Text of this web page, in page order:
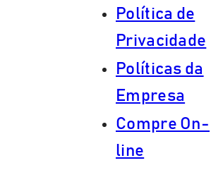
Política de
Privacidade
Políticas da
Empresa
Compre On-
line